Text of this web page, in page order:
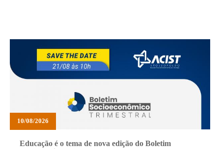
10/08/2026
Educação é o tema de nova edição do Boletim